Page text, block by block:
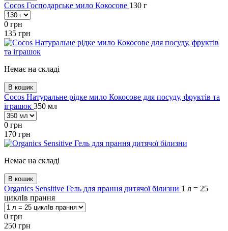
Cocos Господарське мило Кокосове 130 г
0 грн
135 грн
Немає на складі
В кошик
Cocos Натуральне рідке мило Кокосове для посуду, фруктів та
іграшок 350 мл
0 грн
170 грн
Немає на складі
В кошик
Organics Sensitive Гель для прання дитячої білизни 1 л = 25
циклІв прання
0 грн
250 грн